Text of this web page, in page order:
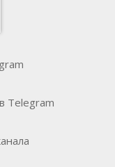
Telegram